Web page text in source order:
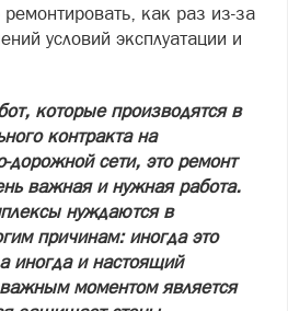
ремонтировать, как раз из-за
условий эксплуатации и
которые производятся в
контракта на
дорожной сети, это ремонт
важная и нужная работа.
нуждаются в
причинам: иногда это
иногда и настоящий
моментом является